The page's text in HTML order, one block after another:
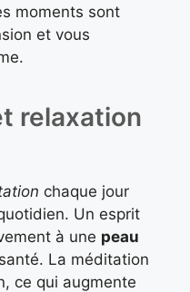
moments sont
et vous
relaxation
chaque jour
Un esprit
à une peau
La méditation
ce qui augmente